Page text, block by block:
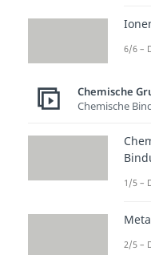
6/6 –
Chemische
Chemische
1/5 –
2/5 –